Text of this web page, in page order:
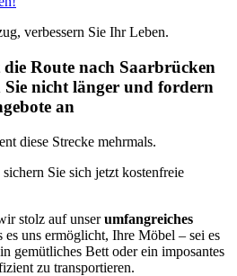
verbessern Sie Ihr Leben.
Route nach Saarbrücken
nicht länger und fordern
an
diese Strecke mehrmals.
Sie sich jetzt kostenfreie
stolz auf unserumfangreiches
es uns ermöglicht, Ihre Möbel – sei es
gemütliches Bett oder ein imposantes
zu transportieren.